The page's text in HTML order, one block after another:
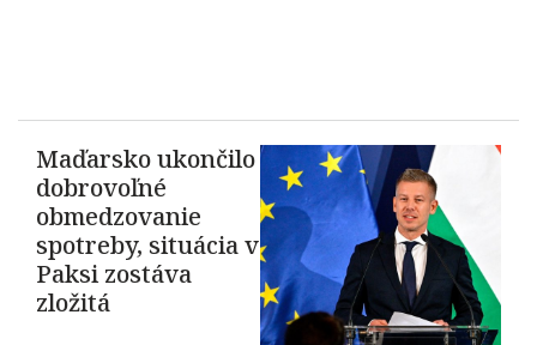
Maďarsko ukončilo
dobrovoľné
obmedzovanie
spotreby, situácia v
Paksi zostáva
zložitá